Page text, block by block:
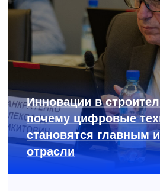
Инновации в
почему цифровые
становятся главным
отрасли